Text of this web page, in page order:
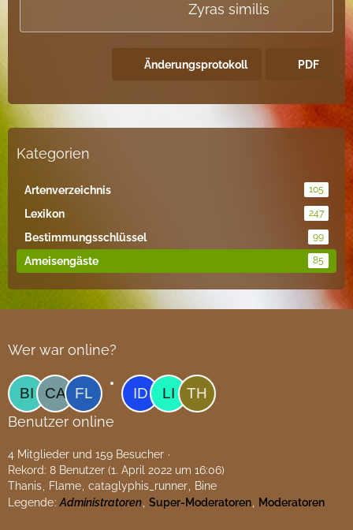
Zyras similis
Änderungsprotokoll PDF
Kategorien
Artenverzeichnis 105
Lexikon 247
Bestimmungsschlüssel 99
Ameisengäste 85
Wer war online?
Benutzer online
4 Mitglieder und 159 Besucher
Rekord: 8 Benutzer (1. April 2022 um 16:06)
Thanis
Flame cataglyphis_runner
Bine
Legende Administratoren Super-Moderatoren Moderatoren